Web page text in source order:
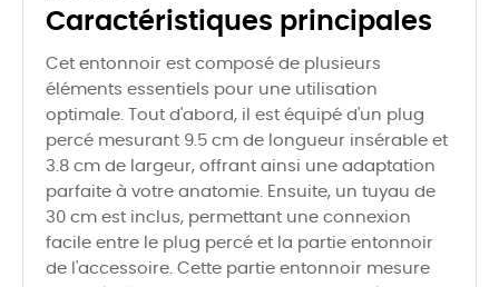
Caractéristiques principales
Cet entonnoir est composé de plusieurs
éléments essentiels pour une utilisation
optimale. Tout d'abord, il est équipé d'un plug
percé mesurant 9.5 cm de longueur insérable et
3.8 cm de largeur, offrant ainsi une adaptation
parfaite à votre anatomie. Ensuite, un tuyau de
30 cm est inclus, permettant une connexion
facile entre le plug percé et la partie entonnoir
de l'accessoire. Cette partie entonnoir mesure